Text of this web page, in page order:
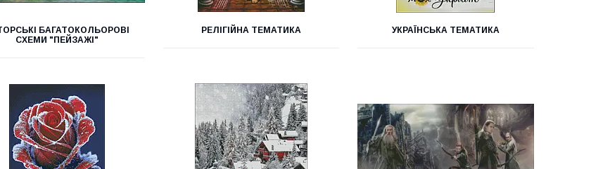
БАГАТОКОЛЬОРОВІ
СХЕМИ "ПЕЙЗАЖІ"
РЕЛІГІЙНА ТЕМАТИКА УКРАЇНСЬКА ТЕМАТИКА